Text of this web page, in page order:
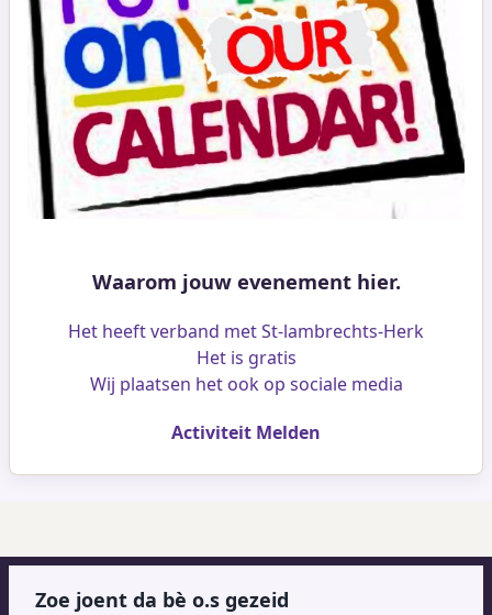
Waarom jouw evenement hier.
Het heeft verband met St-lambrechts-Herk
Het is gratis
Wij plaatsen het ook op sociale media
Activiteit Melden
Zoe joent da bè o.s gezeid